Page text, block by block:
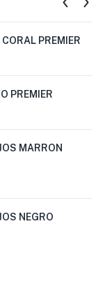
PREMIER
PREMIER
MARRON
NEGRO